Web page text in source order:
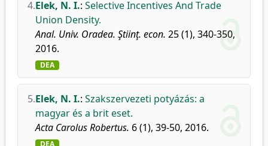
4.Elek, N. I.: Selective Incentives And Trade
Union Density.
Anal. Univ. Oradea. Ştiinţ. econ. 25 (1), 340-350,
2016.
DEA
5.Elek, N. I.: Szakszervezeti potyázás: a
magyar és a brit eset.
Acta Carolus Robertus. 6 (1), 39-50, 2016.
DEA